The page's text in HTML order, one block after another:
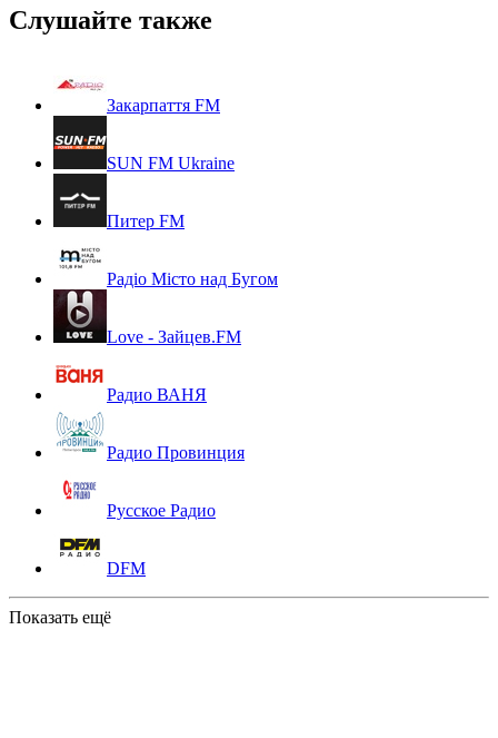
Слушайте также
Закарпаття FM
SUN FM Ukraine
Питер FM
Радіо Місто над Бугом
Love - Зайцев.FM
Радио ВАНЯ
Радио Провинция
Русское Радио
DFM
Показать ещё